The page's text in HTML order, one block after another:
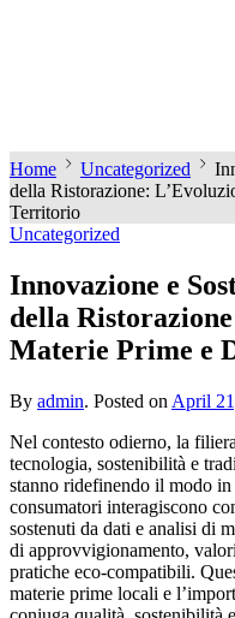
Home Uncategorized
della Ristorazione:
Territorio
Uncategorized
Innovazione e
della
Materie Prime e
By admin. Posted on April
Nel contesto odierno, la
tecnologia, sostenibilità e
stanno ridefinendo il modo
consumatori interagiscono
sostenuti da dati e analisi di
di approvvigionamento,
pratiche eco-compatibili.
materie prime locali e